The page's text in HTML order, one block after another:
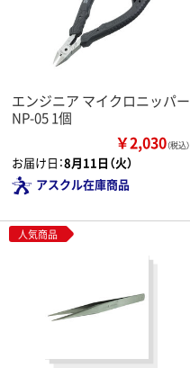
エンジニア マイクロニッパー
NP-05 1個
￥2,030（税込）
お届け日：8月11日（火）
アスクル在庫商品
人気商品